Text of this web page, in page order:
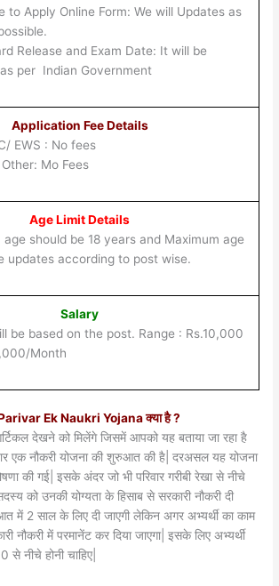
to Apply Online Form: We will Updates as
Release and Exam Date: It will be
per Indian Government
Application Fee Details
EWS : No fees
Mo Fees
Age Limit Details
age should be 18 years and Maximum age
updates according to post wise.
Salary
be based on the post. Range : Rs.10,000
Month
Ek Naukri Yojana क्या है ?
देखने को मिलेंगे जिसमें आपको यह बताया जा रहा है
एक नौकरी योजना की शुरुआत की है| दरअसल यह योजना
की गई| इसके अंदर जो भी परिवार गरीबी रेखा से नीचे
को उनकी योग्यता के हिसाब से सरकारी नौकरी दी
में 2 साल के लिए दी जाएगी लेकिन अगर अभ्यर्थी का काम
नौकरी में परमानेंट कर दिया जाएगा| इसके लिए अभ्यर्थी
से नीचे होनी चाहिए|